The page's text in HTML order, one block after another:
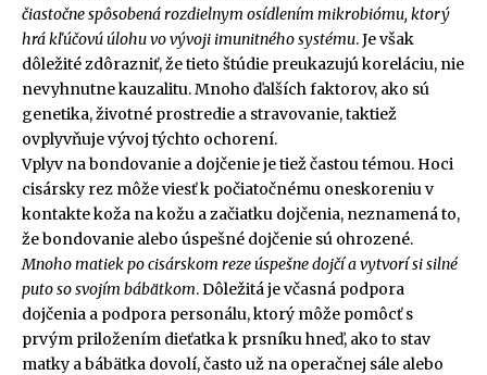
čiastočne spôsobená rozdielnym osídlením mikrobiómu, ktorý
hrá kľúčovú úlohu vo vývoji imunitného systému. Je však
dôležité zdôrazniť, že tieto štúdie preukazujú koreláciu, nie
nevyhnutne kauzalitu. Mnoho ďalších faktorov, ako sú
genetika, životné prostredie a stravovanie, taktiež
ovplyvňuje vývoj týchto ochorení.
Vplyv na bondovanie a dojčenie je tiež častou témou. Hoci
cisársky rez môže viesť k počiatočnému oneskoreniu v
kontakte koža na kožu a začiatku dojčenia, neznamená to,
že bondovanie alebo úspešné dojčenie sú ohrozené.
Mnoho matiek po cisárskom reze úspešne dojčí a vytvorí si silné
puto so svojím bábätkom. Dôležitá je včasná podpora
dojčenia a podpora personálu, ktorý môže pomôcť s
prvým priložením dieťatka k prsníku hneď, ako to stav
matky a bábätka dovolí, často už na operačnej sále alebo